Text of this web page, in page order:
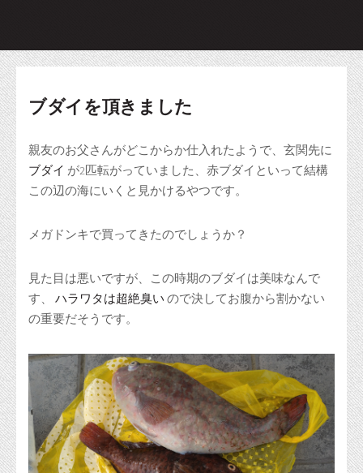
ブダイを頂きました
親友のお父さんがどこからか仕入れたようで、玄関先に
ブダイ が2匹転がっていました、赤ブダイといって結構
この辺の海にいくと見かけるやつです。
メガドンキで買ってきたのでしょうか？
見た目は悪いですが、この時期のブダイは美味なんで
す、 ハラワタは超絶臭い ので決してお腹から割かない
の重要だそうです。